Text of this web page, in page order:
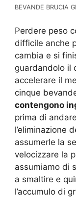
BEVANDE BRUCIA
Perdere peso
difficile anche
cambia e si
guardandolo il
accelerare il
cinque
contengono
prima di
l’eliminazione
assumerle la
velocizzare la
assumiamo di
a smaltire e
l’accumulo di